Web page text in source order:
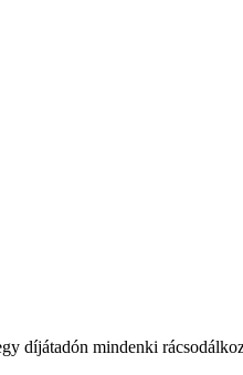
díjátadón mindenki